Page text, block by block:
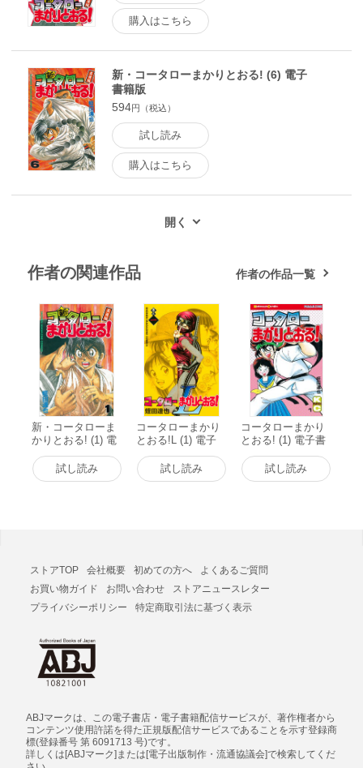
購入はこちら
新・コータローまかりとおる! (6) 電子
書籍版
594円（税込）
試し読み
購入はこちら
作者の関連作品 作者の作品一覧
新・コータローま
かりとおる! (1) 電
子書籍版
試し読み
コータローまかり
とおる!L (1) 電子
書籍版
試し読み
コータローまかり
とおる! (1) 電子書
籍版
試し読み
ストアTOP 会社概要 初めての方へ
よくあるご質問
お買い物ガイド
お問い合わせ
ストアニュースレター
プライバシーポリシー
特定商取引法に基づく表示
ABJマークは、この電子書店・電子書籍配信サービスが、著作権者から
コンテンツ使用許諾を得た正規版配信サービスであることを示す登録商
標(登録番号 第 6091713 号)です。
詳しくは[ABJマーク]または[電子出版制作・流通協議会]で検索してくだ